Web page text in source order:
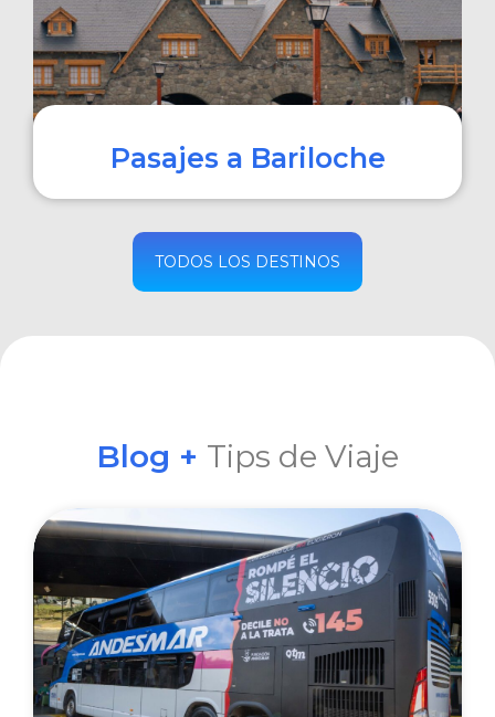
Pasajes a Bariloche
COMPRAR
TODOS LOS DESTINOS
Blog + Tips de Viaje